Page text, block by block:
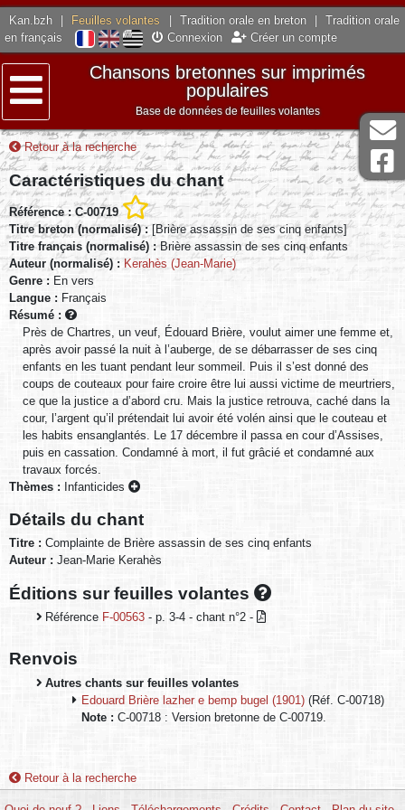
Kan.bzh Feuilles volantes Tradition orale en breton
Tradition orale
en français
Connexion Créer un compte
Menu
Chansons bretonnes sur imprimés
populaires
Base de données de feuilles volantes
Retour à la recherche
Caractéristiques du chant
Référence : C-00719
Titre breton (normalisé) :[Brière assassin de ses cinq enfants]
Titre français (normalisé) :Brière assassin de ses cinq enfants
Auteur (normalisé) : Kerahès (Jean-Marie)
Genre : En vers
Langue : Français
Résumé :
Près de Chartres, un veuf, Édouard Brière, voulut aimer une femme et,
après avoir passé la nuit à l’auberge, de se débarrasser de ses cinq
enfants en les tuant pendant leur sommeil. Puis il s’est donné des
coups de couteaux pour faire croire être lui aussi victime de meurtriers,
ce que la justice a d’abord cru. Mais la justice retrouva, caché dans la
cour, l’argent qu’il prétendait lui avoir été volén ainsi que le couteau et
les habits ensanglantés. Le 17 décembre il passa en cour d’Assises,
puis en cassation. Condamné à mort, il fut grâcié et condamné aux
travaux forcés.
Thèmes : Infanticides
Détails du chant
Titre : Complainte de Brière assassin de ses cinq enfants
Auteur : Jean-Marie Kerahès
Éditions sur feuilles volantes
Référence F-00563 - p. 3-4 - chant n°2 -
Renvois
Autres chants sur feuilles volantes
Edouard Brière lazher e bemp bugel (1901) (Réf. C-00718)
Note : C-00718 : Version bretonne de C-00719.
Retour à la recherche